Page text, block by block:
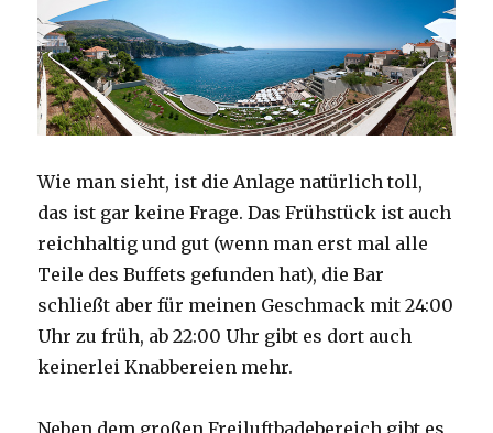
Wie man sieht, ist die Anlage natürlich toll,
das ist gar keine Frage. Das Frühstück ist auch
reichhaltig und gut (wenn man erst mal alle
Teile des Buffets gefunden hat), die Bar
schließt aber für meinen Geschmack mit 24:00
Uhr zu früh, ab 22:00 Uhr gibt es dort auch
keinerlei Knabbereien mehr.
Neben dem großen Freiluftbadebereich gibt es